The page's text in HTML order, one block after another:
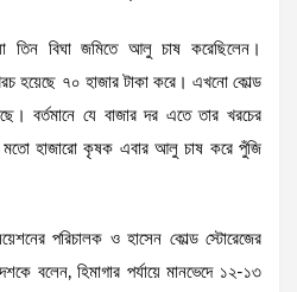
তিন বিঘা জমিতে আলু চাষ করেছিলেন।
হয়েছে ৭০ হাজার টাকা করে। এখনো কোল্ড
বর্তমানে যে বাজার দর এতে তার খরচের
মতো হাজারো কৃষক এবার আলু চাষ করে পুঁজি
পরিচালক ও হাসেন কোল্ড স্টোরেজের
বলেন, হিমাগার পর্যায়ে মানভেদে ১২-১৩